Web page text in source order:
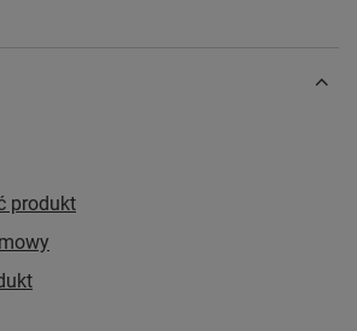
produkt